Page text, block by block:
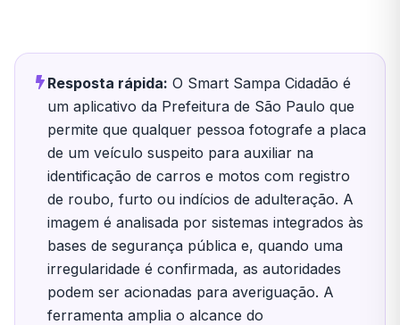
Resposta rápida: O Smart Sampa Cidadão é
um aplicativo da Prefeitura de São Paulo que
permite que qualquer pessoa fotografe a placa
de um veículo suspeito para auxiliar na
identificação de carros e motos com registro
de roubo, furto ou indícios de adulteração. A
imagem é analisada por sistemas integrados às
bases de segurança pública e, quando uma
irregularidade é confirmada, as autoridades
podem ser acionadas para averiguação. A
ferramenta amplia o alcance do